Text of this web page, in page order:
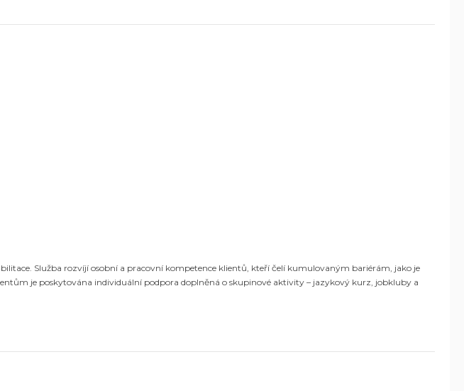
Služba rozvíjí osobní a pracovní kompetence klientů, kteří čelí kumulovaným bariérám, jako je
je poskytována individuální podpora doplněná o skupinové aktivity – jazykový kurz, jobkluby a